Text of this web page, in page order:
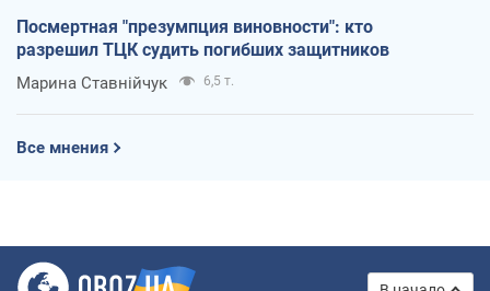
Посмертная "презумпция виновности": кто
разрешил ТЦК судить погибших защитников
Марина Ставнійчук 6,5 т.
Все мнения